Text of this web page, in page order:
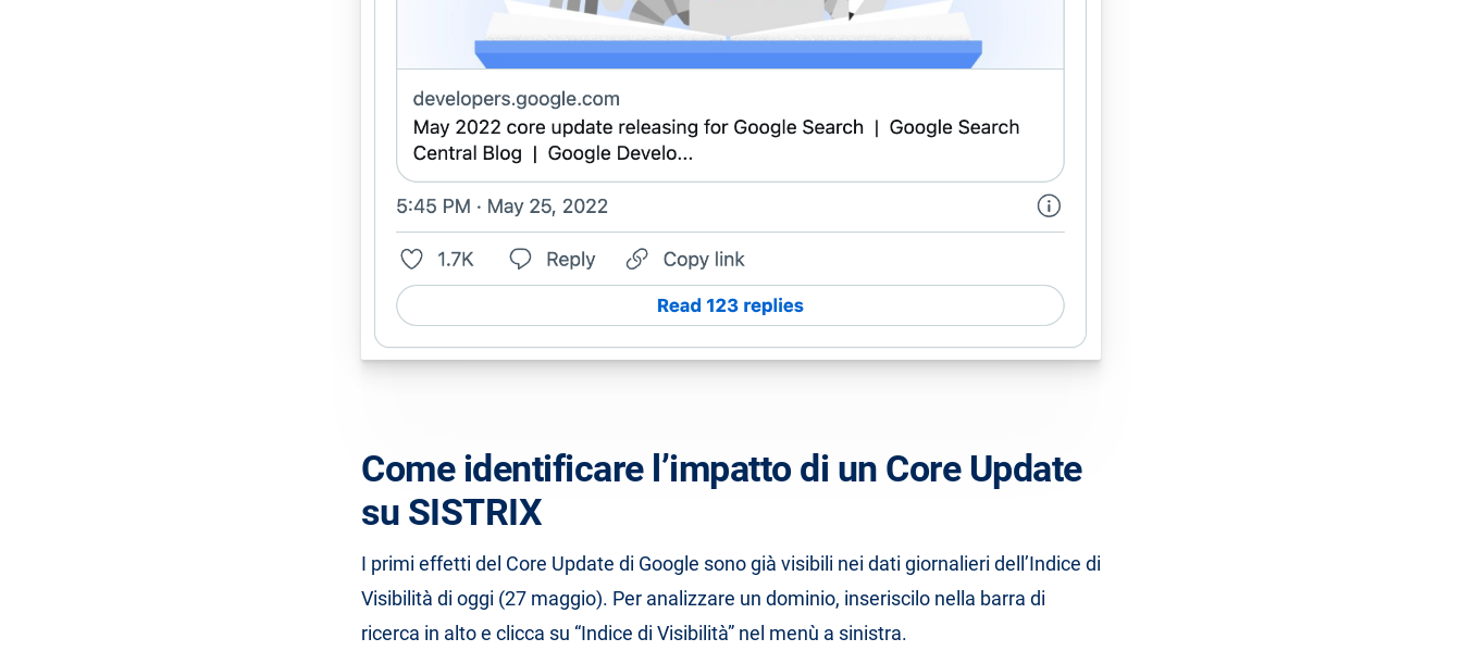
Come identificare l’impatto di un Core Update
su SISTRIX
I primi effetti del Core Update di Google sono già visibili nei dati giornalieri dell’Indice di
Visibilità di oggi (27 maggio). Per analizzare un dominio, inseriscilo nella barra di
ricerca in alto e clicca su “Indice di Visibilità” nel menù a sinistra.